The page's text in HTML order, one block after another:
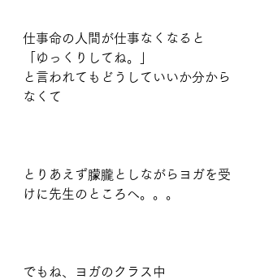
仕事命の人間が仕事なくなると
「ゆっくりしてね。」
と言われてもどうしていいか分から
なくて
とりあえず朦朧としながらヨガを受
けに先生のところへ。。。
でもね、ヨガのクラス中